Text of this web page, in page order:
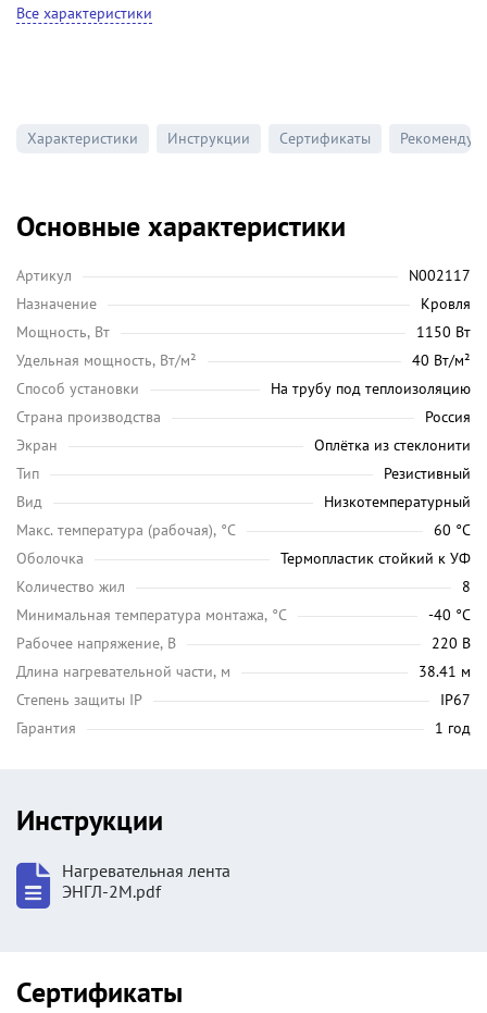
Все характеристики
Характеристики Инструкции Сертификаты
Основные характеристики
Артикул
N002117
Назначение
Кровля
Мощность, Вт
1150 Вт
Удельная мощность, Вт/м²
40 Вт/м²
Способ установки
На трубу под теплоизоляцию
Страна производства
Россия
Экран
Оплётка из стеклонити
Тип
Резистивный
Вид
Низкотемпературный
Maкс. температура (рабочая), °C
60 °C
Оболочка
Термопластик стойкий к УФ
Количество жил
8
Минимальная температура монтажа, °C
-40 °C
Рабочее напряжение, В
220 В
Длина нагревательной части, м
38.41 м
Степень защиты IP
IP67
Гарантия
1 год
Инструкции
Нагревательная лента
ЭНГЛ-2М.pdf
Сертификаты